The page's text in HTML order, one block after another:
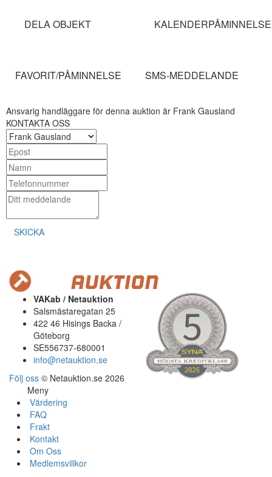
DELA OBJEKT KALENDERPÅMINNELSE
FAVORIT/PÅMINNELSE SMS-MEDDELANDE
Ansvarig handläggare för denna auktion är Frank Gausland
KONTAKTA OSS
SKICKA
VAKab / Netauktion
Salsmästaregatan 25
422 46 Hisings Backa /
Göteborg
SE556737-680001
info@netauktion.se
Följ oss © Netauktion.se 2026
Meny
Värdering
FAQ
Frakt
Kontakt
Om Oss
Medlemsvillkor